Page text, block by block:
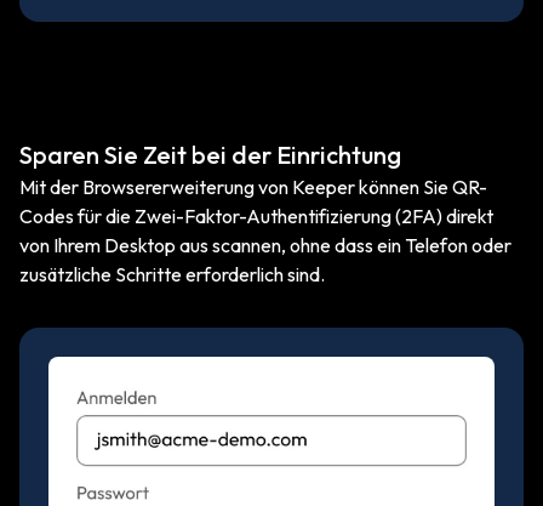
Sparen Sie Zeit bei der Einrichtung
Mit der Browsererweiterung von Keeper können Sie QR-
Codes für die Zwei-Faktor-Authentifizierung (2FA) direkt
von Ihrem Desktop aus scannen, ohne dass ein Telefon oder
zusätzliche Schritte erforderlich sind.